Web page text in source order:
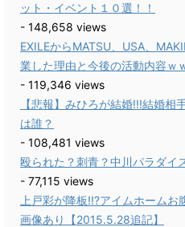
ット・イベント１０選！！
- 148,658 views
EXILEからMATSU、USA、
業した理由と今後の活動内容ｗ
- 119,346 views
【悲報】みひろが結婚!!!結婚相
は誰？
- 108,481 views
殴られた？刺青？中川パラダイ
- 77,115 views
上戸彩が降板!!?アイムホームお
画像あり【2015.5.28追記】